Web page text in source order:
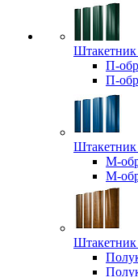
П-
П-
М-
М-